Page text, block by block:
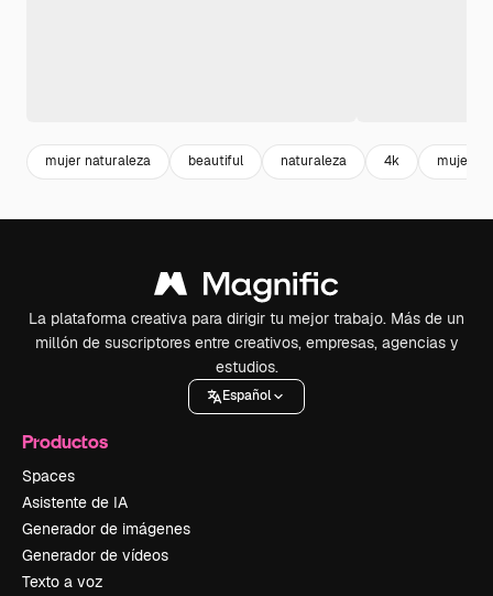
mujer naturaleza beautiful naturaleza 4k mujer
La plataforma creativa para dirigir tu mejor trabajo. Más de un
millón de suscriptores entre creativos, empresas, agencias y
estudios.
Español
Productos
Spaces
Asistente de IA
Generador de imágenes
Generador de vídeos
Texto a voz